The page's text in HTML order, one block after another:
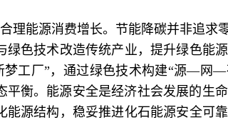
理能源消费增长。节能降碳并非追求
色技术改造传统产业，提升绿色能
梦工厂”，通过绿色技术构建“源—
衡。能源安全是经济社会发展的生
源结构，稳妥推进化石能源安全可